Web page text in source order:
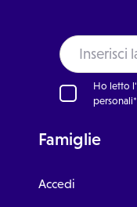
Ho letto l'
personali*
Famiglie
Accedi